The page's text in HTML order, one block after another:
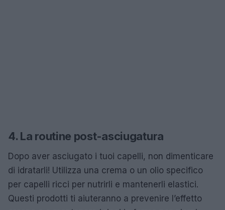
4. La routine post-asciugatura
Dopo aver asciugato i tuoi capelli, non dimenticare
di idratarli! Utilizza una crema o un olio specifico
per capelli ricci per nutrirli e mantenerli elastici.
Questi prodotti ti aiuteranno a prevenire l’effetto